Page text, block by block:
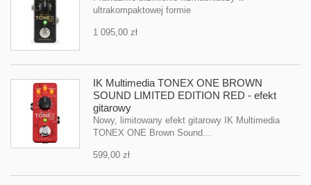
ultrakompaktowej formie
1 095,00 zł
IK Multimedia TONEX ONE BROWN
SOUND LIMITED EDITION RED - efekt
gitarowy
Nowy, limitowany efekt gitarowy IK Multimedia
TONEX ONE Brown Sound...
599,00 zł